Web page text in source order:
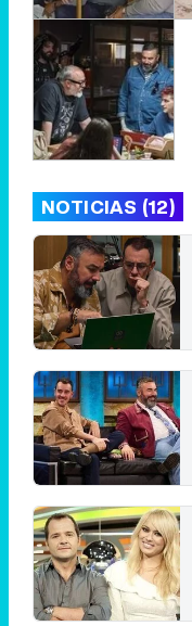
NOTICIAS (12)